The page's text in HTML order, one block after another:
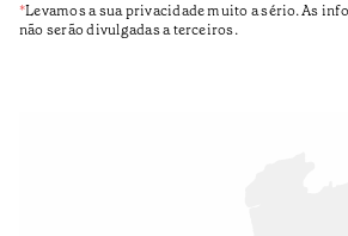
*Levamos a sua privacidade muito a sério. As
não serão divulgadas a terceiros.